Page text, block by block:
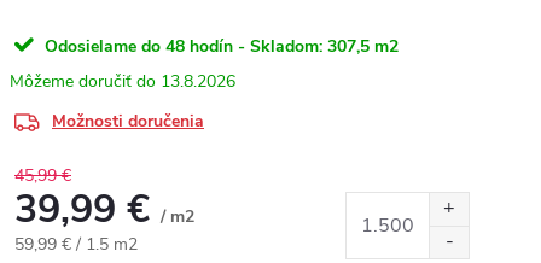
Odosielame do 48 hodín - Skladom: 307,5 m2
13.8.2026
Možnosti doručenia
45,99 €
39,99 € / m2
Jednotková cena:
59,99 € / 1.5 m2